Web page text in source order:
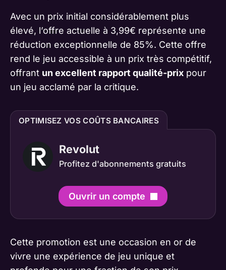
Avec un prix initial considérablement plus
élevé, l’offre actuelle à 3,99€ représente une
réduction exceptionnelle de 85%. Cette offre
rend le jeu accessible à un prix très compétitif,
offrant un excellent rapport qualité-prix pour
un jeu acclamé par la critique.
OPTIMISEZ VOS COÛTS BANCAIRES
Revolut
Profitez d'abonnements gratuits
Ouvrir un compte
Cette promotion est une occasion en or de
vivre une expérience de jeu unique et